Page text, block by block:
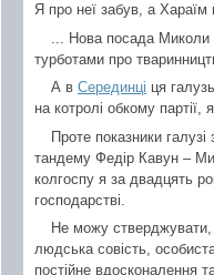
Я про неї забув, а Хараїм
... Нова посада
турботами про
А в Серединці ця
на котролі обкому партії,
Проте показники
тандему Федір Кавун –
колгоспу я за двадцять
господарстві.
Не можу стверджувати,
людська совість,
постійне вдосконалення